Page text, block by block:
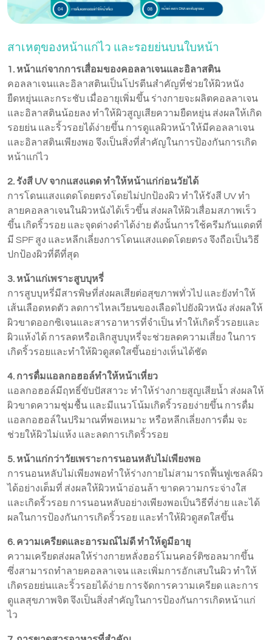
สาเหตุของหน้าแก่ไว และรอยย่นบนใบหน้า
1. หน้าแก่จากการเสื่อมของคอลลาเจนและอิลาสติน
คอลลาเจนและอิลาสตินเป็นโปรตีนสำคัญที่ช่วยให้ผิวหนัง
ยืดหยุ่นและกระชับ เมื่ออายุเพิ่มขึ้น ร่างกายจะผลิตคอลลาเจน
และอิลาสตินน้อยลง ทำให้ผิวสูญเสียความยืดหยุ่น ส่งผลให้เกิด
รอยย่น และริ้วรอยได้ง่ายขึ้น การดูแลผิวหน้าให้มีคอลลาเจน
และอิลาสตินเพียงพอ จึงเป็นสิ่งที่สำคัญในการป้องกันการเกิด
หน้าแก่ไว
2. รังสี UV จากแสงแดด ทำให้หน้าแก่ก่อนวัยได้
การโดนแสงแดดโดยตรงโดยไม่ปกป้องผิว ทำให้รังสี UV ทำ
ลายคอลลาเจนในผิวหนังได้เร็วขึ้น ส่งผลให้ผิวเสื่อมสภาพเร็ว
ขึ้น เกิดริ้วรอย และจุดด่างดำได้ง่าย ดังนั้นการใช้ครีมกันแดดที่
มี SPF สูง และหลีกเลี่ยงการโดนแสงแดดโดยตรง จึงถือเป็นวิธี
ปกป้องผิวที่ดีที่สุด
3. หน้าแก่เพราะสูบบุหรี่
การสูบบุหรี่มีสารพิษที่ส่งผลเสียต่อสุขภาพทั่วไป และยังทำให้
เส้นเลือดหดตัว ลดการไหลเวียนของเลือดไปยังผิวหนัง ส่งผลให้
ผิวขาดออกซิเจนและสารอาหารที่จำเป็น ทำให้เกิดริ้วรอยและ
ผิวแห้งได้ การลดหรือเลิกสูบบุหรี่จะช่วยลดความเสี่ยง ในการ
เกิดริ้วรอยและทำให้ผิวดูสดใสขึ้นอย่างเห็นได้ชัด
4. การดื่มแอลกอฮอล์ทำให้หน้าเหี่ยว
แอลกอฮอล์มีฤทธิ์ขับปัสสาวะ ทำให้ร่างกายสูญเสียน้ำ ส่งผลให้
ผิวขาดความชุ่มชื้น และมีแนวโน้มเกิดริ้วรอยง่ายขึ้น การดื่ม
แอลกอฮอล์ในปริมาณที่พอเหมาะ หรือหลีกเลี่ยงการดื่ม จะ
ช่วยให้ผิวไม่แห้ง และลดการเกิดริ้วรอย
5. หน้าแก่กว่าวัยเพราะการนอนหลับไม่เพียงพอ
การนอนหลับไม่เพียงพอทำให้ร่างกายไม่สามารถฟื้นฟูเซลล์ผิว
ได้อย่างเต็มที่ ส่งผลให้ผิวหน้าอ่อนล้า ขาดความกระจ่างใส
และเกิดริ้วรอย การนอนหลับอย่างเพียงพอเป็นวิธีที่ง่าย และได้
ผลในการป้องกันการเกิดริ้วรอย และทำให้ผิวดูสดใสขึ้น
6. ความเครียดและอารมณ์ไม่ดี ทำให้ดูมีอายุ
ความเครียดส่งผลให้ร่างกายหลั่งฮอร์โมนคอร์ติซอลมากขึ้น
ซึ่งสามารถทำลายคอลลาเจน และเพิ่มการอักเสบในผิว ทำให้
เกิดรอยย่นและริ้วรอยได้ง่าย การจัดการความเครียด และการ
ดูแลสุขภาพจิต จึงเป็นสิ่งสำคัญในการป้องกันการเกิดหน้าแก่
ไว